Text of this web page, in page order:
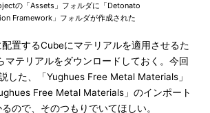
の「Assets」フォルダに「Detonato
Framework」フォルダが作成された
置するCubeにマテリアルを適用させるた
マテリアルをダウンロードしておく。今回
した、「Yughues Free Metal Materials」
Free Metal Materials」のインポート
ので、そのつもりでいてほしい。